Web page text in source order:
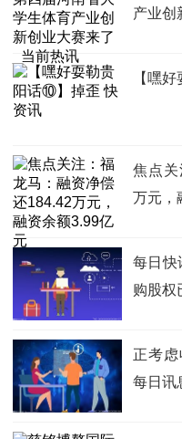
产业创
【嘿
焦点
万元，
每日快
购股权
正考
每日讯